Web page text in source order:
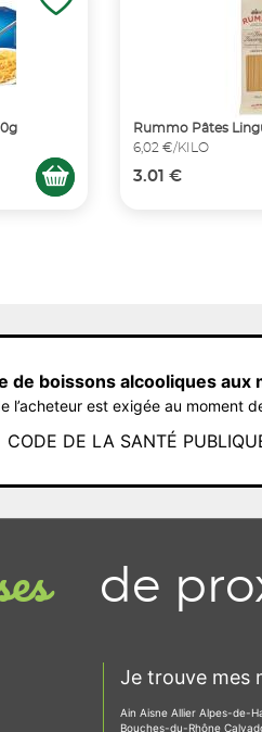
Rummo Pâtes
6,02 €/KILO
3.01 €
de boissons alcooliques aux
l’acheteur est exigée au moment
CODE DE LA SANTÉ
de
Je trouve mes
Ain Aisne Allier Alpes-de-
Bouches-du-Rhône